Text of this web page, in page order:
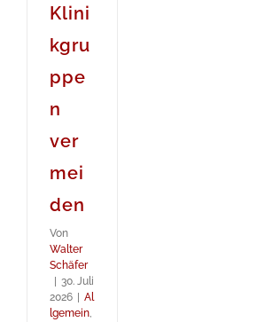
Klini
kgru
ppe
n
ver
mei
den
Von
Walter
Schäfer
30. Juli
2026
Al
lgemein,